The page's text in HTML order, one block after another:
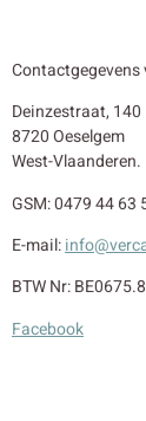
Deinzestraat, 140
8720 Oeselgem
West-Vlaanderen.
GSM: 0479 44 63
E-mail:
BTW Nr:
Facebook